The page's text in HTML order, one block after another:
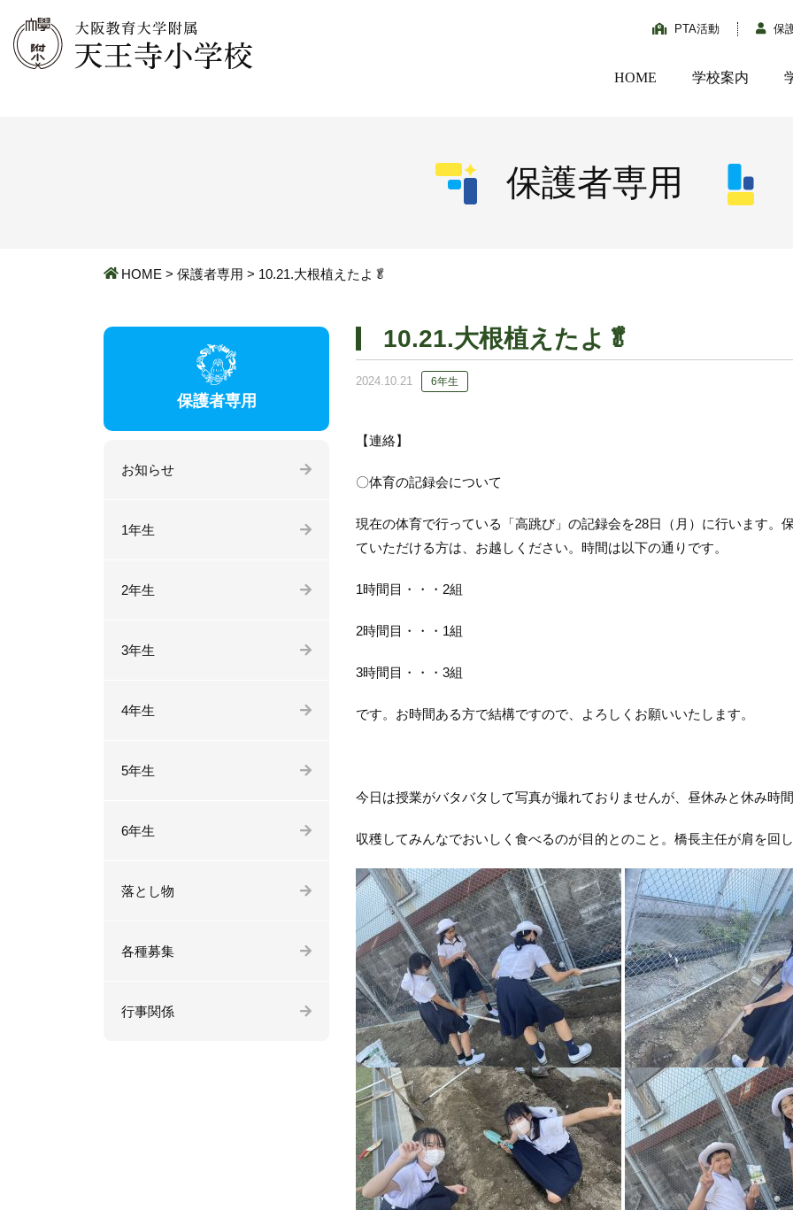
PTA活動 保
HOME 学校案内
保護者専用
HOME > 保護者専用 > 10.21.大根植えたよ🥬
10.21.大根植えたよ🥬
2024.10.21 6年生
【連絡】
〇体育の記録会について
現在の体育で行っている「高跳び」の記録会を28日（月）に行います。
ていただける方は、お越しください。時間は以下の通りです。
1時間目・・・2組
2時間目・・・1組
3時間目・・・3組
です。お時間ある方で結構ですので、よろしくお願いいたします。
今日は授業がバタバタして写真が撮れておりませんが、昼休みと休み時
収穫してみんなでおいしく食べるのが目的とのこと。橋長主任が肩を回
保護者専用
お知らせ
1年生
2年生
3年生
4年生
5年生
6年生
落とし物
各種募集
行事関係